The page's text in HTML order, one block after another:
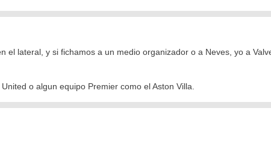
el lateral, y si fichamos a un medio organizador o a Neves, yo a
o algun equipo Premier como el Aston Villa.